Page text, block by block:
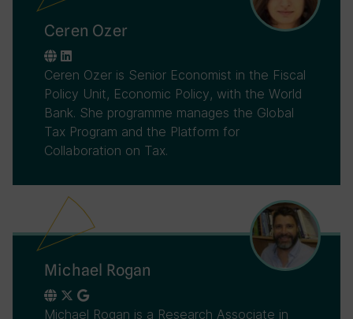
Ceren Ozer
Ceren Ozer is Senior Economist in the Fiscal
Policy Unit, Economic Policy, with the World
Bank. She programme manages the Global
Tax Program and the Platform for
Collaboration on Tax.
Michael Rogan
Michael Rogan is a Research Associate in